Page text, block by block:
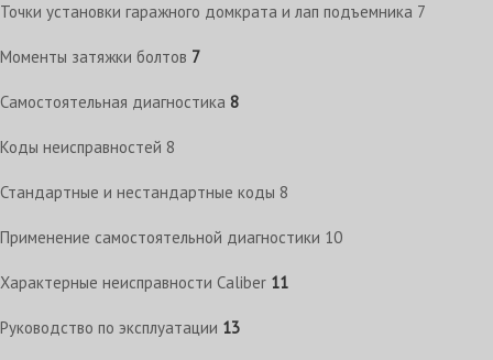
Точки установки гаражного домкрата и лап подъемника 7
Моменты затяжки болтов 7
Самостоятельная диагностика 8
Коды неисправностей 8
Стандартные и нестандартные коды 8
Применение самостоятельной диагностики 10
Характерные неисправности Caliber 11
Руководство по эксплуатации 13